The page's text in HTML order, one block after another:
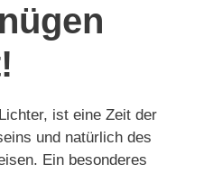
ist eine Zeit der
und natürlich des
Ein besonderes